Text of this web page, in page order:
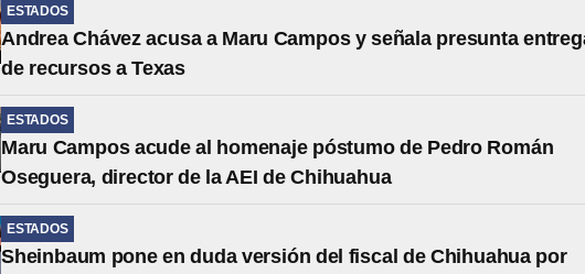
ESTADOS
Andrea Chávez acusa a Maru Campos y señala presunta
de recursos a Texas
ESTADOS
Maru Campos acude al homenaje póstumo de Pedro Román
Oseguera, director de la AEI de Chihuahua
ESTADOS
Sheinbaum pone en duda versión del fiscal de Chihuahua por